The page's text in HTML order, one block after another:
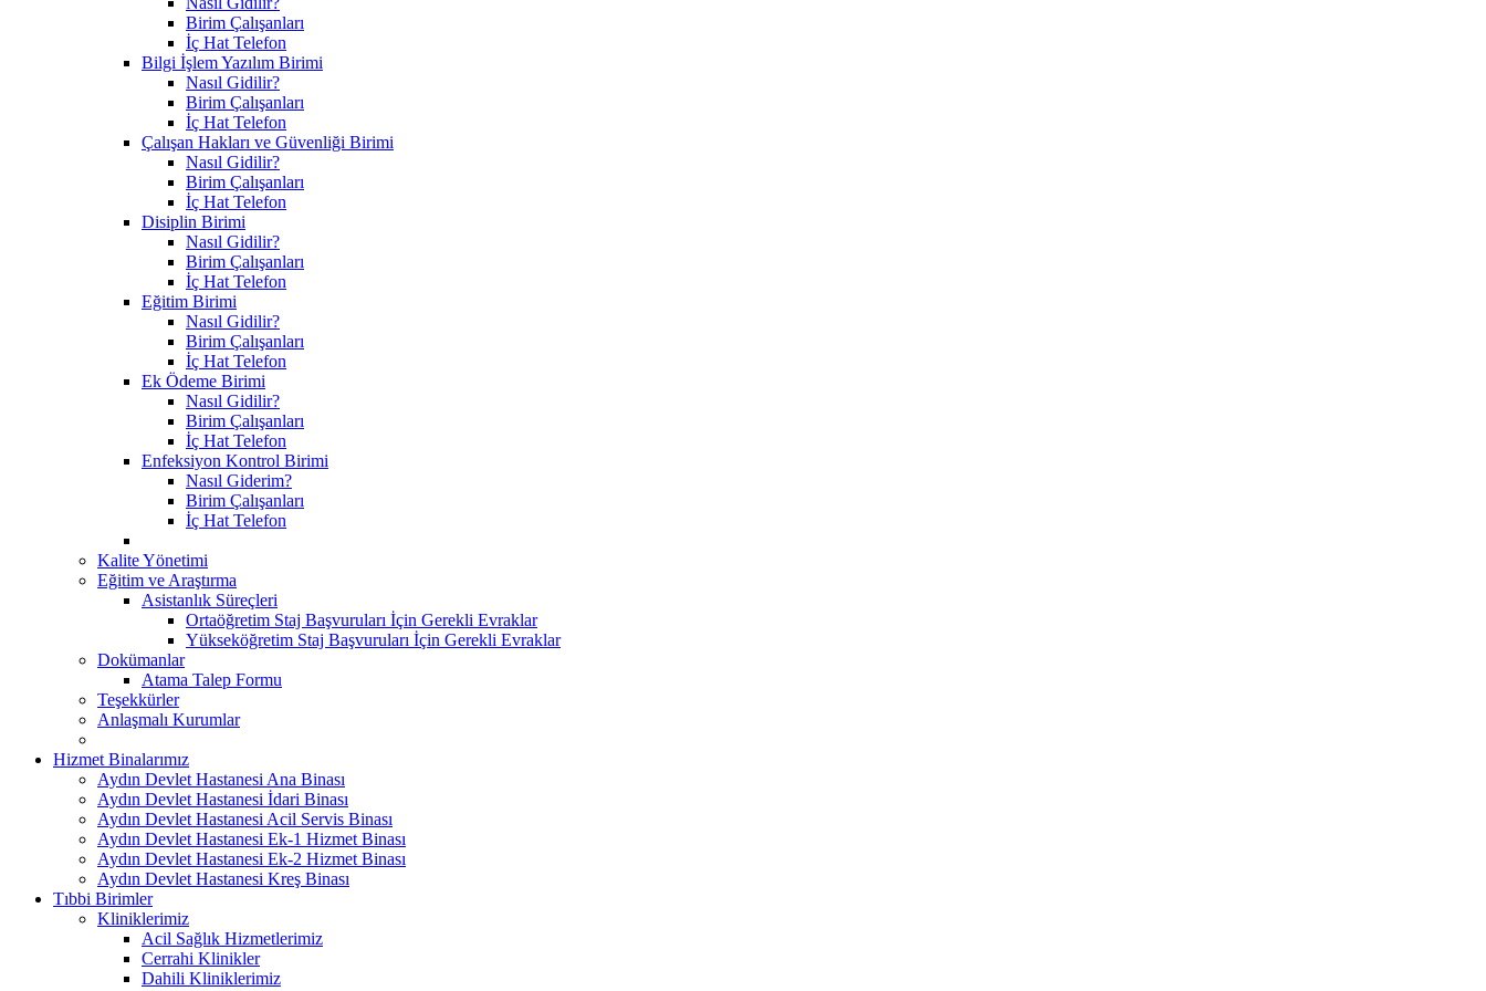
Birim Çalışanları
İç Hat Telefon
Bilgi İşlem Yazılım Birimi
Nasıl Gidilir?
Birim Çalışanları
İç Hat Telefon
Çalışan Hakları ve Güvenliği Birimi
Nasıl Gidilir?
Birim Çalışanları
İç Hat Telefon
Disiplin Birimi
Nasıl Gidilir?
Birim Çalışanları
İç Hat Telefon
Eğitim Birimi
Nasıl Gidilir?
Birim Çalışanları
İç Hat Telefon
Ek Ödeme Birimi
Nasıl Gidilir?
Birim Çalışanları
İç Hat Telefon
Enfeksiyon Kontrol Birimi
Nasıl Giderim?
Birim Çalışanları
İç Hat Telefon
Kalite Yönetimi
Eğitim ve Araştırma
Asistanlık Süreçleri
Ortaöğretim Staj Başvuruları İçin Gerekli Evraklar
Yükseköğretim Staj Başvuruları İçin Gerekli Evraklar
Dokümanlar
Atama Talep Formu
Teşekkürler
Anlaşmalı Kurumlar
Hizmet Binalarımız
Aydın Devlet Hastanesi Ana Binası
Aydın Devlet Hastanesi İdari Binası
Aydın Devlet Hastanesi Acil Servis Binası
Aydın Devlet Hastanesi Ek-1 Hizmet Binası
Aydın Devlet Hastanesi Ek-2 Hizmet Binası
Aydın Devlet Hastanesi Kreş Binası
Tıbbi Birimler
Kliniklerimiz
Acil Sağlık Hizmetlerimiz
Cerrahi Klinikler
Dahili Kliniklerimiz